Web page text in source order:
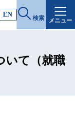
EN 検索 メニュー
いて（就職